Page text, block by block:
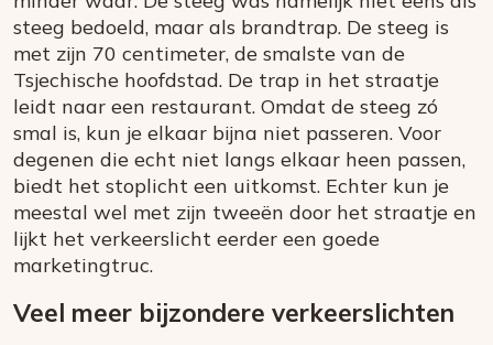
steeg bedoeld, maar als brandtrap. De steeg is
met zijn 70 centimeter, de smalste van de
Tsjechische hoofdstad. De trap in het straatje
leidt naar een restaurant. Omdat de steeg zó
smal is, kun je elkaar bijna niet passeren. Voor
degenen die echt niet langs elkaar heen passen,
biedt het stoplicht een uitkomst. Echter kun je
meestal wel met zijn tweeën door het straatje en
lijkt het verkeerslicht eerder een goede
marketingtruc.
Veel meer bijzondere verkeerslichten